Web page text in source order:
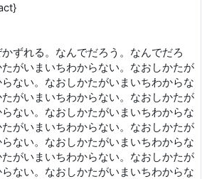
ずれる。なんでだろう。なんでだろ
がいまいちわからない。なおしかたが
ない。なおしかたがいまいちわからな
がいまいちわからない。なおしかたが
ない。なおしかたがいまいちわからな
がいまいちわからない。なおしかたが
ない。なおしかたがいまいちわからな
がいまいちわからない。なおしかたが
ない。なおしかたがいまいちわからな